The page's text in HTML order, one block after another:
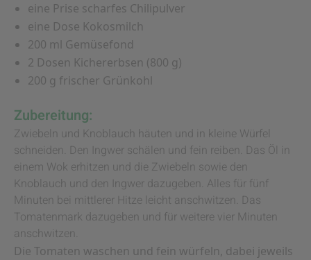
eine Prise scharfes Chilipulver
eine Dose Kokosmilch
200 ml Gemüsefond
2 Dosen Kichererbsen (800 g)
200 g frischer Grünkohl
Zubereitung:
Zwiebeln und Knoblauch häuten und in kleine Würfel
schneiden. Den Ingwer schälen und fein reiben. Das Öl in
einem Wok erhitzen und die Zwiebeln sowie den
Knoblauch und den Ingwer dazugeben. Alles für fünf
Minuten bei mittlerer Hitze leicht anschwitzen. Das
Tomatenmark dazugeben und für weitere vier Minuten
anschwitzen.
Die Tomaten waschen und fein würfeln, dabei jeweils